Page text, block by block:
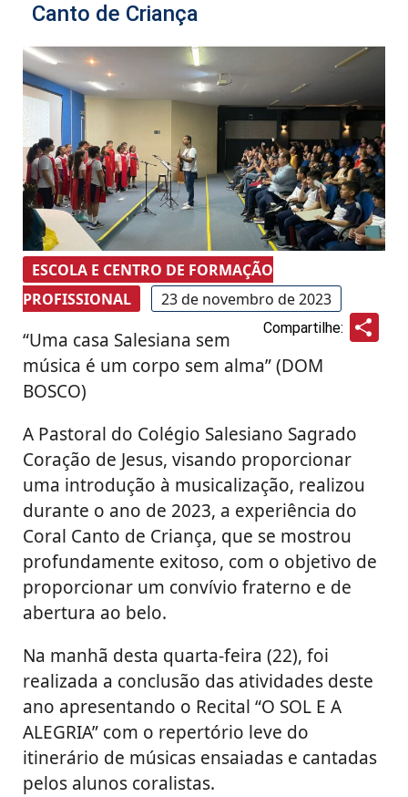
Canto de Criança
ESCOLA E CENTRO DE FORMAÇÃO
PROFISSIONAL
23 de novembro de 2023
Compartilhe:
“Uma casa Salesiana sem
música é um corpo sem alma” (DOM
BOSCO)
A Pastoral do Colégio Salesiano Sagrado
Coração de Jesus, visando proporcionar
uma introdução à musicalização, realizou
durante o ano de 2023, a experiência do
Coral Canto de Criança, que se mostrou
profundamente exitoso, com o objetivo de
proporcionar um convívio fraterno e de
abertura ao belo.
Na manhã desta quarta-feira (22), foi
realizada a conclusão das atividades deste
ano apresentando o Recital “O SOL E A
ALEGRIA” com o repertório leve do
itinerário de músicas ensaiadas e cantadas
pelos alunos coralistas.